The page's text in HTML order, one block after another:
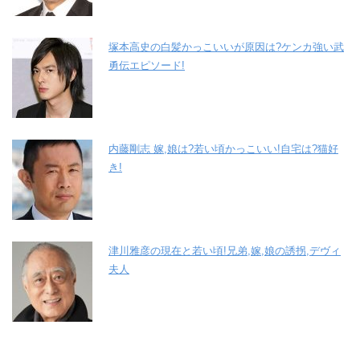
塚本高史の白髪かっこいいが原因は?ケンカ強い武
勇伝エピソード!
内藤剛志 嫁,娘は?若い頃かっこいい!自宅は?猫好
き!
津川雅彦の現在と若い頃!兄弟,嫁,娘の誘拐,デヴィ
夫人